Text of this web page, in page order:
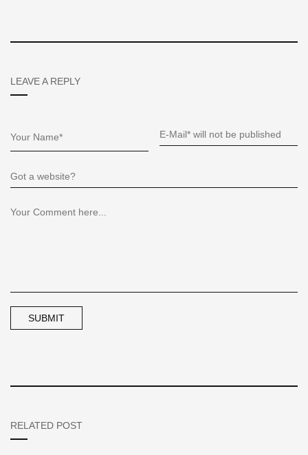
LEAVE A REPLY
RELATED POST